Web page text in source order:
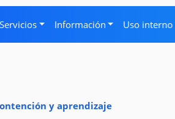
Servicios Información Uso interno
y aprendizaje